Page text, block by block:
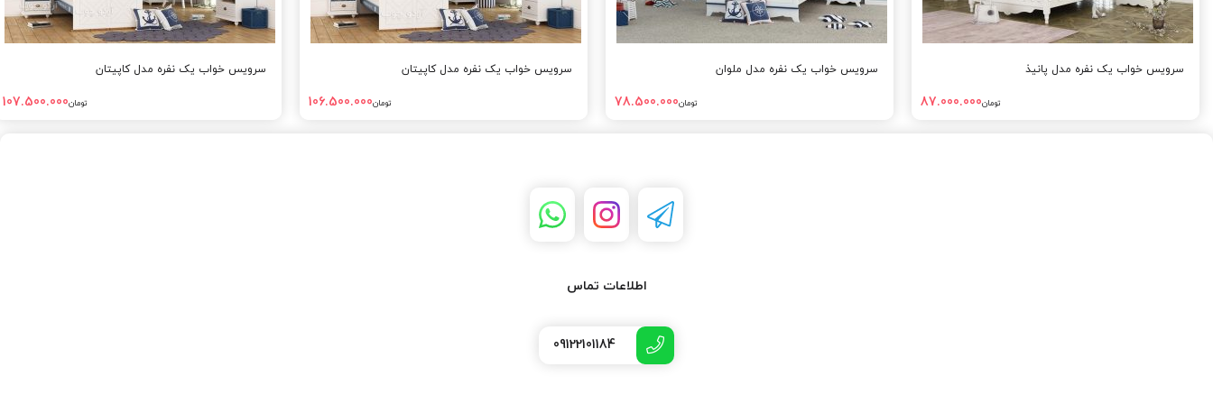
سرویس خواب یک نفره مدل پانیذ
تومان87.000.000
سرویس خواب یک نفره مدل ملوان
تومان78.500.000
سرویس خواب یک نفره مدل کاپیتان
تومان106.500.000
سرویس خواب یک نفره مدل کاپیتان
تومان107.500.000
اطلاعات تماس
09122101184